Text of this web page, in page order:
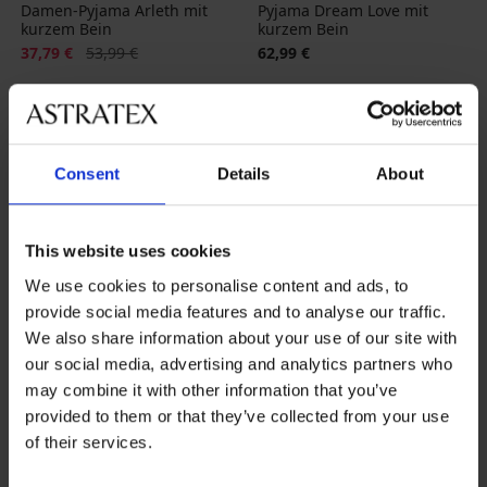
Consent Details About
This website uses cookies
We use cookies to personalise content and ads, to
provide social media features and to analyse our traffic.
We also share information about your use of our site with
our social media, advertising and analytics partners who
may combine it with other information that you’ve
provided to them or that they’ve collected from your use
of their services.
Damen-Pyjama Arleth mit
kurzem Bein
Rabatt
37,79 € Alter Preis
53,99 €
Pyjama Dream Love mit
kurzem Bein
62,99 €
LIMITED
Sale -40%